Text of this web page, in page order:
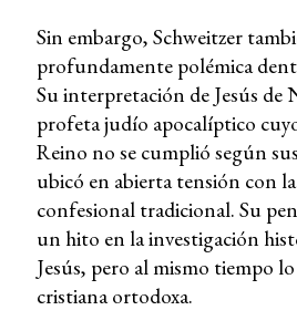
Sin embargo, Schweitzer
profundamente polémica
Su interpretación de Jesús
profeta judío apocalíptico
Reino no se cumplió según
ubicó en abierta tensión con
confesional tradicional. Su
un hito en la investigación
Jesús, pero al mismo tiempo
cristiana ortodoxa.